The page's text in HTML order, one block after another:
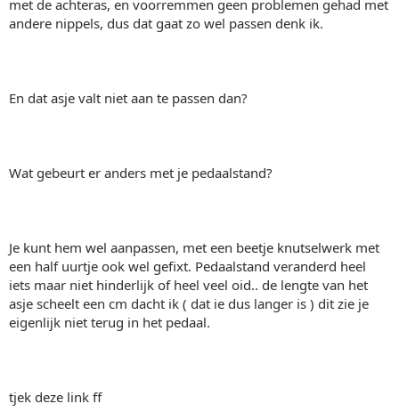
met de achteras, en voorremmen geen problemen gehad met
andere nippels, dus dat gaat zo wel passen denk ik.
En dat asje valt niet aan te passen dan?
Wat gebeurt er anders met je pedaalstand?
Je kunt hem wel aanpassen, met een beetje knutselwerk met
een half uurtje ook wel gefixt. Pedaalstand veranderd heel
iets maar niet hinderlijk of heel veel oid.. de lengte van het
asje scheelt een cm dacht ik ( dat ie dus langer is ) dit zie je
eigenlijk niet terug in het pedaal.
tjek deze link ff